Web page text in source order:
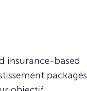
insurance-based
packagés